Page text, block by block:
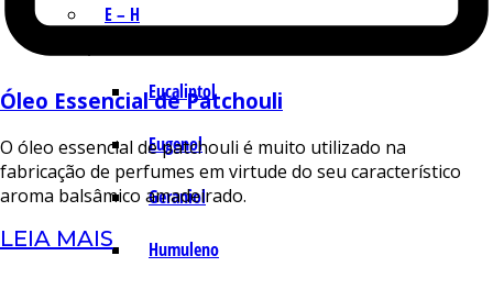
E – H
Eucaliptol
Eugenol
Geraniol
Humuleno
Óleo Essencial de Patchouli
O óleo essencial de patchouli é muito utilizado na
fabricação de perfumes em virtude do seu característico
aroma balsâmico amadeirado.
LEIA MAIS